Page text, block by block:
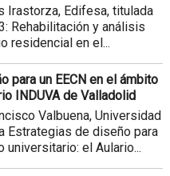
Irastorza, Edifesa, titulada
Rehabilitación y análisis
residencial en el...
para un EECN en el ámbito
INDUVA de Valladolid
Valbuena, Universidad
Estrategias de diseño para
universitario: el Aulario...